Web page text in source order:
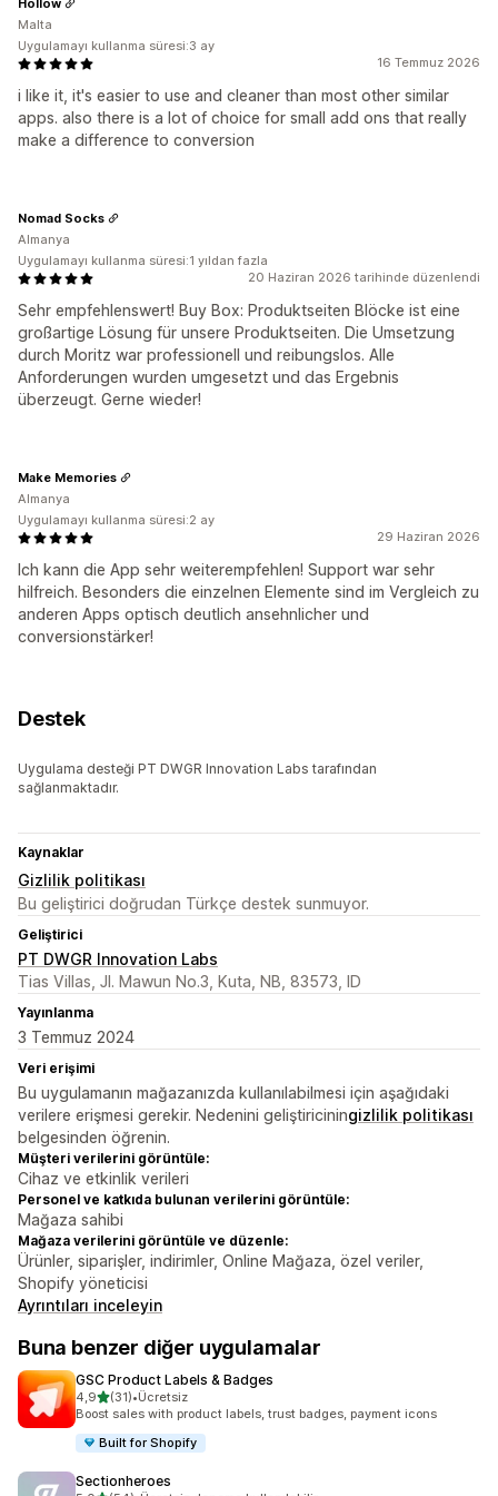
16 Temmuz 2026
i like it, it's easier to use and cleaner than most other similar
apps. also there is a lot of choice for small add ons that really
make a difference to conversion
Hollow
Malta
Uygulamayı kullanma süresi:3 ay
20 Haziran 2026 tarihinde düzenlendi
Sehr empfehlenswert! Buy Box: Produktseiten Blöcke ist eine
großartige Lösung für unsere Produktseiten. Die Umsetzung
durch Moritz war professionell und reibungslos. Alle
Anforderungen wurden umgesetzt und das Ergebnis
überzeugt. Gerne wieder!
Nomad Socks
Almanya
Uygulamayı kullanma süresi:1 yıldan fazla
29 Haziran 2026
Ich kann die App sehr weiterempfehlen! Support war sehr
hilfreich. Besonders die einzelnen Elemente sind im Vergleich zu
anderen Apps optisch deutlich ansehnlicher und
conversionstärker!
Make Memories
Almanya
Uygulamayı kullanma süresi:2 ay
Destek
Uygulama desteği PT DWGR Innovation Labs tarafından
sağlanmaktadır.
Kaynaklar
Gizlilik politikası
Bu geliştirici doğrudan Türkçe destek sunmuyor.
Geliştirici
PT DWGR Innovation Labs
Tias Villas, Jl. Mawun No.3, Kuta, NB, 83573, ID
Yayınlanma
3 Temmuz 2024
Veri erişimi
Bu uygulamanın mağazanızda kullanılabilmesi için aşağıdaki
verilere erişmesi gerekir. Nedenini geliştiriciningizlilik politikası
belgesinden öğrenin.
Müşteri verilerini görüntüle:
Cihaz ve etkinlik verileri
Personel ve katkıda bulunan verilerini görüntüle:
Mağaza sahibi
Mağaza verilerini görüntüle ve düzenle:
Ürünler, siparişler, indirimler, Online Mağaza, özel veriler,
Shopify yöneticisi
Ayrıntıları inceleyin
Buna benzer diğer uygulamalar
GSC Product Labels & Badges
4,95 yıldız üzerinden
(31)
toplam 31 değerlendirme
•Ücretsiz
Boost sales with product labels, trust badges, payment icons
Built for Shopify
Sectionheroes